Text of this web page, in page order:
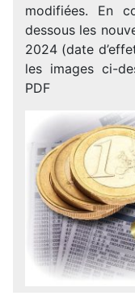
modifiées. En
dessous les
2024 (date
les images ci-
PDF